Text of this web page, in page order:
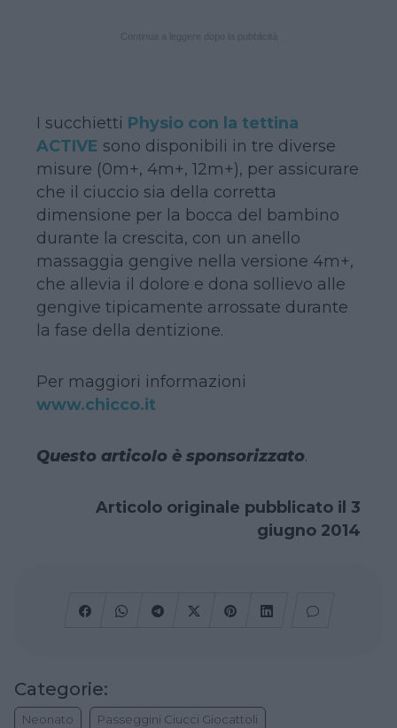
I succhietti Physio con la tettina
ACTIVE sono disponibili in tre diverse
misure (0m+, 4m+, 12m+), per assicurare
che il ciuccio sia della corretta
dimensione per la bocca del bambino
durante la crescita, con un anello
massaggia gengive nella versione 4m+,
che allevia il dolore e dona sollievo alle
gengive tipicamente arrossate durante
la fase della dentizione.
Per maggiori informazioni
www.chicco.it
Questo articolo è sponsorizzato.
Articolo originale pubblicato il 3
giugno 2014
Categorie:
Neonato Passeggini Ciucci Giocattoli